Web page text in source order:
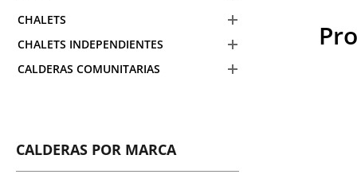
CHALETS
CHALETS INDEPENDIENTES
CALDERAS COMUNITARIAS
CALDERAS POR MARCA